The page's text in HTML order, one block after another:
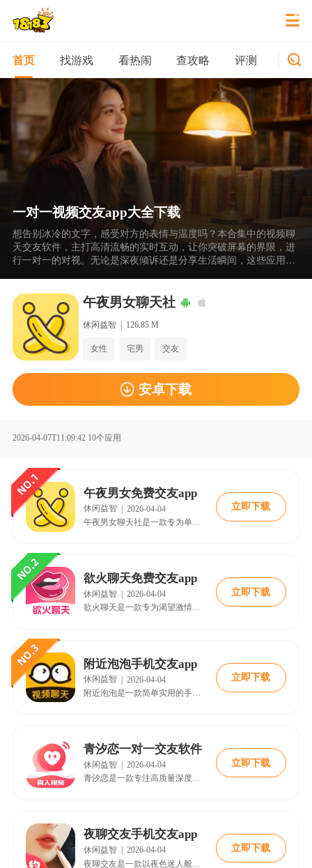
首页 找游戏 看热闹 查攻略 评测 新游
一对一视频交友app大全下载
想告别冰冷的文字，感受对方的表情与温度吗？本合集中的视频聊
天交友软件，主打高清流畅的实时互动，让你突破屏幕的界限，进
行一对一的对视。无论是深夜倾诉还是分享生活瞬间，这些应用都
每一次连线都是一次不期而遇的温暖，让远方的TA仿佛就在身边。
午夜男女聊天社
休闲益智 | 126.85 M
女性 宅男 交友
安卓下载
2026-04-07T11:09:42 10个应用
午夜男女免费交友app
休闲益智 | 2026-04-04
立即下载
欲火聊天免费交友app
休闲益智
2026-04-04
欲火聊天是一款专为渴望激情邂逅与心动对话的社交软件，通过智能匹配技术将志同道合的灵魂连接在一起。深夜畅聊或甜蜜互动中，情感迅速升温。安全私密的聊天环境鼓励用户大胆表达内心，点燃心中欲火，快速遇见那个让心跳加速的TA。
立即下载
附近泡泡手机交友app
休闲益智 | 2026-04-04
立即下载
青汐恋一对一交友软件
休闲益智
2026-04-04
青汐恋是一款专注高质量深度社交的一对一交友平台，通过精准捕捉用户兴趣爱好、价值观与生活方式，摒弃繁杂群组和喧嚣广场。纯粹走心的体验帮助用户轻松拓展社交圈，邂逅灵魂共鸣的知己或浪漫伴侣，建立深层次情感连接，真正遇见那个“对的人”。
立即下载
夜聊交友手机交友app
休闲益智
2026-04-04
立即下载